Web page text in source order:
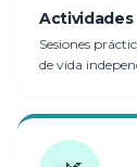
Actividades
Sesiones
de vida